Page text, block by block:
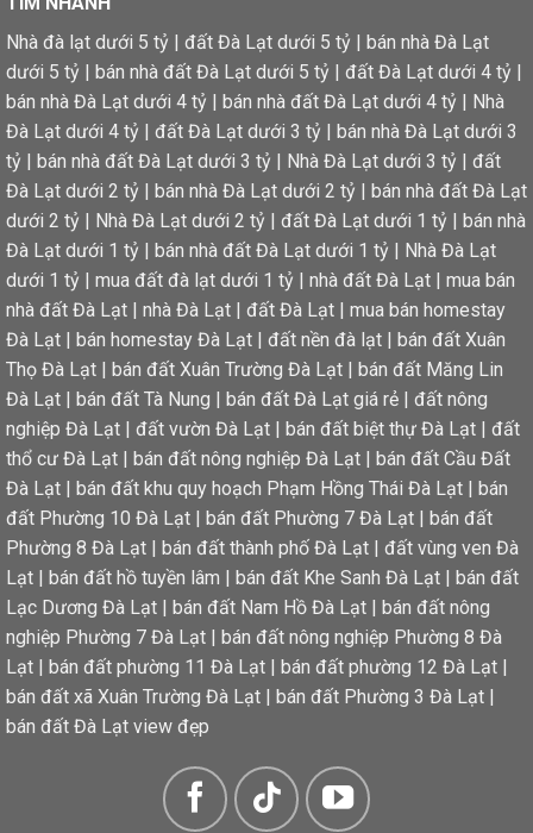
Nhà đà lạt dưới 5 tỷ | đất Đà Lạt dưới 5 tỷ | bán nhà Đà Lạt
dưới 5 tỷ | bán nhà đất Đà Lạt dưới 5 tỷ | đất Đà Lạt dưới 4 tỷ |
bán nhà Đà Lạt dưới 4 tỷ | bán nhà đất Đà Lạt dưới 4 tỷ | Nhà
Đà Lạt dưới 4 tỷ | đất Đà Lạt dưới 3 tỷ | bán nhà Đà Lạt dưới 3
tỷ | bán nhà đất Đà Lạt dưới 3 tỷ | Nhà Đà Lạt dưới 3 tỷ | đất
Đà Lạt dưới 2 tỷ | bán nhà Đà Lạt dưới 2 tỷ | bán nhà đất Đà Lạt
dưới 2 tỷ | Nhà Đà Lạt dưới 2 tỷ | đất Đà Lạt dưới 1 tỷ | bán nhà
Đà Lạt dưới 1 tỷ | bán nhà đất Đà Lạt dưới 1 tỷ | Nhà Đà Lạt
dưới 1 tỷ | mua đất đà lạt dưới 1 tỷ | nhà đất Đà Lạt | mua bán
nhà đất Đà Lạt | nhà Đà Lạt | đất Đà Lạt | mua bán homestay
Đà Lạt | bán homestay Đà Lạt | đất nền đà lạt | bán đất Xuân
Thọ Đà Lạt | bán đất Xuân Trường Đà Lạt | bán đất Măng Lin
Đà Lạt | bán đất Tà Nung | bán đất Đà Lạt giá rẻ | đất nông
nghiệp Đà Lạt | đất vườn Đà Lạt | bán đất biệt thự Đà Lạt | đất
thổ cư Đà Lạt | bán đất nông nghiệp Đà Lạt | bán đất Cầu Đất
Đà Lạt | bán đất khu quy hoạch Phạm Hồng Thái Đà Lạt | bán
đất Phường 10 Đà Lạt | bán đất Phường 7 Đà Lạt | bán đất
Phường 8 Đà Lạt | bán đất thành phố Đà Lạt | đất vùng ven Đà
Lạt | bán đất hồ tuyền lâm | bán đất Khe Sanh Đà Lạt | bán đất
Lạc Dương Đà Lạt | bán đất Nam Hồ Đà Lạt | bán đất nông
nghiệp Phường 7 Đà Lạt | bán đất nông nghiệp Phường 8 Đà
Lạt | bán đất phường 11 Đà Lạt | bán đất phường 12 Đà Lạt |
bán đất xã Xuân Trường Đà Lạt | bán đất Phường 3 Đà Lạt |
bán đất Đà Lạt view đẹp